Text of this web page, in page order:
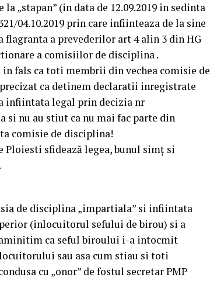
„stapan” (in data de 12.09.2019 in sedinta
04.10.2019 prin care infiinteaza de la sine
a prevederilor art 4 alin 3 din HG
a comisiilor de disciplina .
fals ca toti membrii din vechea comisie de
ca detinem declaratii inregistrate
infiintata legal prin decizia nr
si nu au stiut ca nu mai fac parte din
comisie de disciplina!
sfidează legea, bunul simţ si
de disciplina „impartiala” si infiintata
(inlocuitorul sefului de birou) si a
ca seful biroului i-a intocmit
sau asa cum stiau si toti
cu „onor” de fostul secretar PMP